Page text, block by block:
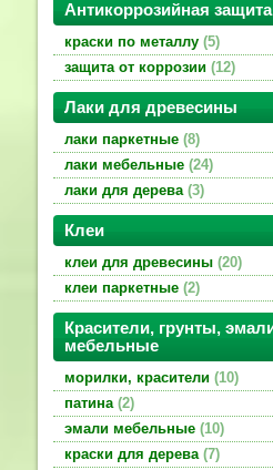
Антикоррозийная защита
краски по металлу 5
защита от коррозии 12
Лаки для древесины
лаки паркетные 8
лаки мебельные 24
лаки для дерева 3
Клеи
клеи для древесины 20
клеи паркетные 2
Красители, грунты, эмали
мебельные
морилки, красители 10
патина 2
эмали мебельные 10
краски для дерева 7